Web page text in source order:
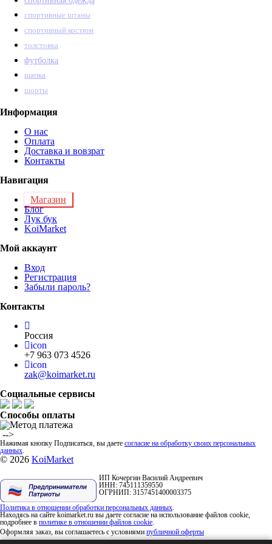
спортивные штаны
спортивный костюм
толстовка
футболка
шапка
шорты
Информация
О нас
Оплата
Доставка и вовзрат
Контакты
Навигация
Магазин
Блог
Лук бук
KoiMarket
Мой аккаунт
Вход
Регистрация
Забыли пароль?
Контакты
Россия
icon
+7 963 073 4526
icon
zak@koimarket.ru
Социальные сервисы
Способы оплаты
​ -->
Нажимая кнопку Подписаться, вы даете согласие на обработку своих персональных
данных.
© 2026 KoiMarket
ИП Кочергин Василий Андреевич
ИНН: 745111359550
ОГРНИП: 3157451400003375
Политика в отношении обработки персональных данных.
Находясь на сайте koimarket.ru вы даете согласие на использование файлов cookie,
подробнее в политике в отношении файлов cookie.
Оформляя заказ, вы соглашаетесь с условиями публичной оферты